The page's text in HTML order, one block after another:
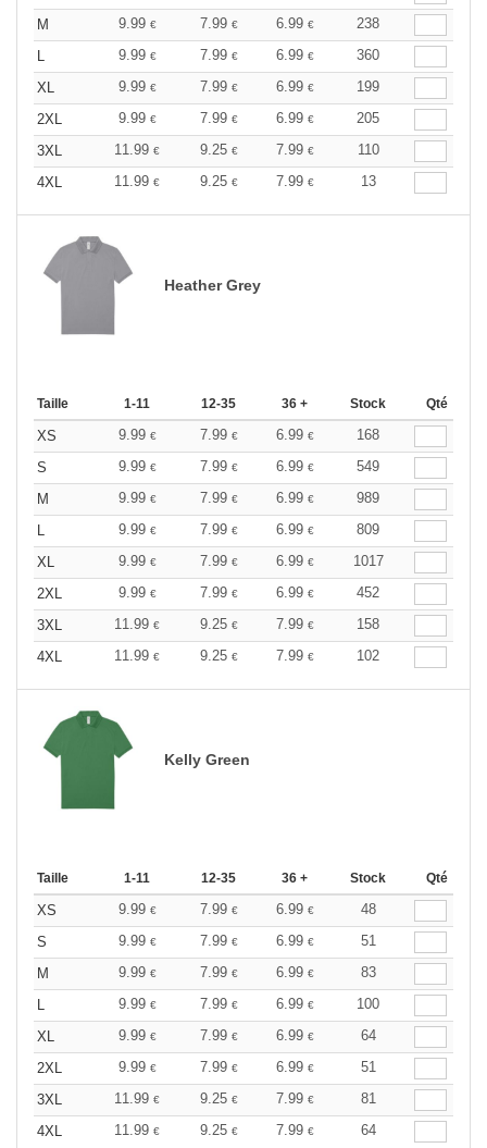
M
9.99 € 7.99 € 6.99 €
238
9.99 € 7.99 € 6.99 €
360
XL
9.99 € 7.99 € 6.99 €
199
2XL
9.99 € 7.99 € 6.99 €
205
3XL
11.99 € 9.25 € 7.99 €
110
4XL
11.99 € 9.25 € 7.99 € 13
Heather Grey
Taille 1-11 12-35 36 + Stock Qté
XS 9.99 € 7.99 € 6.99 €
168
S
9.99 € 7.99 € 6.99 €
549
M
9.99 € 7.99 € 6.99 €
989
9.99 € 7.99 € 6.99 €
809
XL
9.99 € 7.99 € 6.99 €
1017
2XL
9.99 € 7.99 € 6.99 €
452
3XL
11.99 € 9.25 € 7.99 €
158
4XL
11.99 € 9.25 € 7.99 € 102
Kelly Green
Taille 1-11 12-35 36 + Stock Qté
XS 9.99 € 7.99 € 6.99 €
48
S
9.99 € 7.99 € 6.99 €
51
M
9.99 € 7.99 € 6.99 €
83
9.99 € 7.99 € 6.99 €
100
XL
9.99 € 7.99 € 6.99 €
64
2XL
9.99 € 7.99 € 6.99 €
51
3XL
11.99 € 9.25 € 7.99 €
81
4XL
11.99 € 9.25 € 7.99 € 64